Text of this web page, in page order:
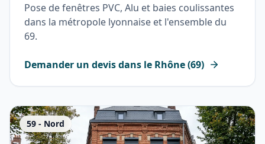
Pose de fenêtres PVC, Alu et baies coulissantes
dans la métropole lyonnaise et l'ensemble du
69.
Demander un devis dans le Rhône(69)
59 - Nord